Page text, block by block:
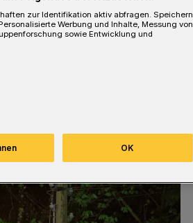
zur Identifikation aktiv abfragen. Speichern
Werbung und Inhalte, Messung von
sowie Entwicklung und
OK